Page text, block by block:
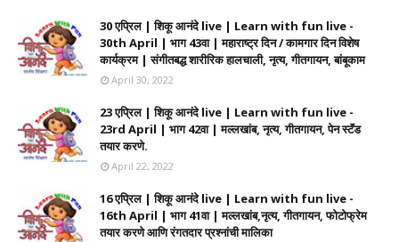
30 एप्रिल | शिकू आनंदे live | Learn with fun live -
30th April | भाग 43वा | महाराष्ट्र दिन / कामगार दिन विशेष
कार्यक्रम | संगीतबद्ध शारीरिक हालचाली, नृत्य, गीतगायन, बांबूकाम
April 30, 2022
23 एप्रिल | शिकू आनंदे live | Learn with fun live -
23rd April | भाग 42वा | मल्लखांब, नृत्य, गीतगायन, पेन स्टॅंड
तयार करणे.
April 22, 2022
16 एप्रिल | शिकू आनंदे live | Learn with fun live -
16th April | भाग 41वा | मल्लखांब,नृत्य, गीतगायन, फोटोफ्रेम
तयार करणे आणि रंगतदार प्रश्नांची मालिका